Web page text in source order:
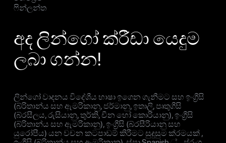
ෆින්ලන්ත
අද ලින්ගෝ ක්රීඩා යෙදුම
ලබා ගන්න!
ලින්ගෝ වාදනය විදේශීය භාෂා ඉගෙන ගැනීමට සහ ඉංග්‍රීසි
(බ්රිතාන්ය සහ ඇමරිකානු, ජර්මානු, ඉතාලි, පෘතුගීසි
(බ්රසීලය, රුසියානු, තුර්කි, චීන හෝ කොරියානු), ඉංග්‍රීසි
(බ්රිතාන්ය සහ ඇමරිකානු), ඉංග්‍රීසි (බ්රසීරියානු සහ
යුරෝපීය) යන වචන කටපාඩම් කිරීමට සුදුසුම ක්රමයක් ,